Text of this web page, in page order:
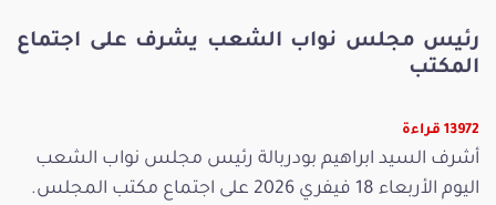
رئيس مجلس نواب الشعب يشرف على اجتماع
المكتب
13972 قراءة
أشرف السيد ابراهيم بودربالة رئيس مجلس نواب الشعب
اليوم الأربعاء 18 فيفري 2026 على اجتماع مكتب المجلس.